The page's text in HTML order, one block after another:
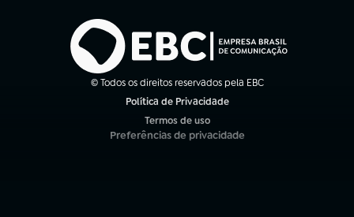
© Todos os direitos reservados pela EBC
Política de Privacidade
Termos de uso
(abre em nova aba)
Preferências de privacidade